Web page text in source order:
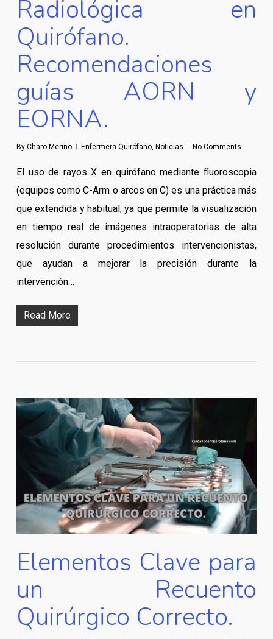
Radiológica en
Quirófano.
Recomendaciones
guías AORN y
EORNA.
By Charo Merino Enfermera Quirófano, Noticias No Comments
El uso de rayos X en quirófano mediante fluoroscopia
(equipos como C-Arm o arcos en C) es una práctica más
que extendida y habitual, ya que permite la visualización
en tiempo real de imágenes intraoperatorias de alta
resolución durante procedimientos intervencionistas,
que ayudan a mejorar la precisión durante la
intervención…
Read More
Elementos Clave para
un Recuento
Quirúrgico Correcto.